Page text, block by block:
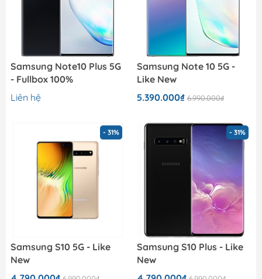
Samsung Note10 Plus 5G
- Fullbox 100%
Liên hệ
Samsung Note 10 5G -
Like New
5.390.000₫ 6.990.000₫
- 31%
Samsung S10 5G - Like
New
- 31%
Samsung S10 Plus - Like
New